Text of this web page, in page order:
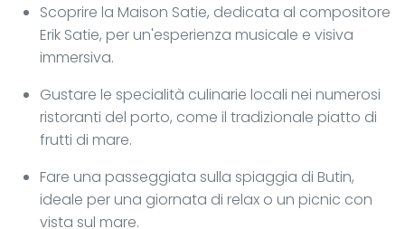
Scoprire la Maison Satie, dedicata al compositore
Erik Satie, per un'esperienza musicale e visiva
immersiva.
Gustare le specialità culinarie locali nei numerosi
ristoranti del porto, come il tradizionale piatto di
frutti di mare.
Fare una passeggiata sulla spiaggia di Butin,
ideale per una giornata di relax o un picnic con
vista sul mare.